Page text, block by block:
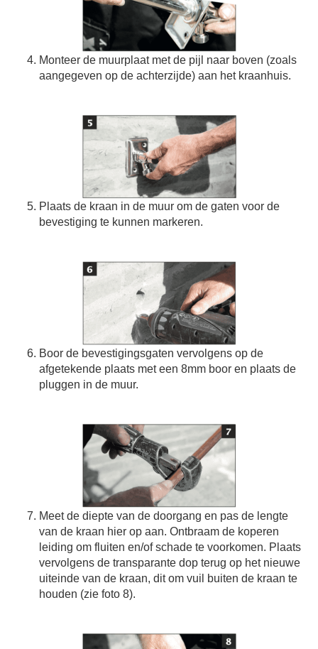
Monteer de muurplaat met de pijl naar boven (zoals
aangegeven op de achterzijde) aan het kraanhuis.
Plaats de kraan in de muur om de gaten voor de
bevestiging te kunnen markeren.
Boor de bevestigingsgaten vervolgens op de
afgetekende plaats met een 8mm boor en plaats de
pluggen in de muur.
Meet de diepte van de doorgang en pas de lengte
van de kraan hier op aan. Ontbraam de koperen
leiding om fluiten en/of schade te voorkomen. Plaats
vervolgens de transparante dop terug op het nieuwe
uiteinde van de kraan, dit om vuil buiten de kraan te
houden (zie foto 8).